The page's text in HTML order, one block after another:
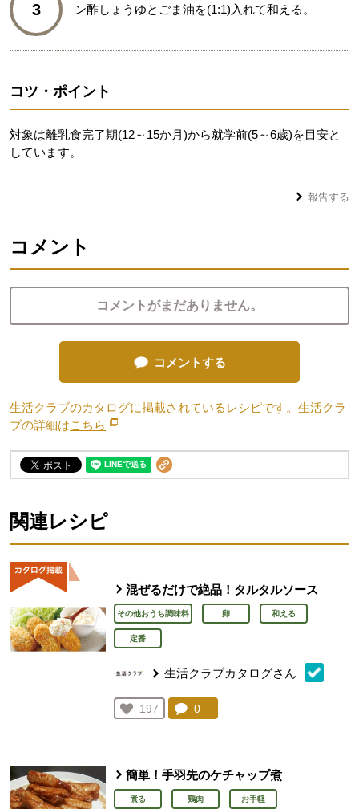
3
ン酢しょうゆとごま油を(1:1)入れて和える。
コツ・ポイント
対象は離乳食完了期(12～15か月)から就学前(5～6歳)を目安と
しています。
報告する
コメント
コメントがまだありません。
コメントする
生活クラブのカタログに掲載されているレシピです。生活クラ
ブの詳細はこちら 別のウィンドウで開きます。
関連レシピ
混ぜるだけで絶品！タルタルソース
その他おうち調味料 卵 和える
定番
生活クラブカタログさん
お気に入り登録：
197
人が登録
コメント：
0
簡単！手羽先のケチャップ煮
煮る 鶏肉 お手軽